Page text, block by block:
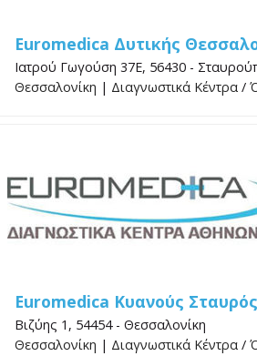
Euromedica Δυτικής
Ιατρού Γωγούση 37Ε, 56430 -
Θεσσαλονίκη | Διαγνωστικά Κέντρα /
Euromedica Κυανούς Σταυρός
Βιζύης 1, 54454 - Θεσσαλονίκη
Θεσσαλονίκη | Διαγνωστικά Κέντρα /